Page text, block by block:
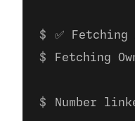
✅
Fetching
Number